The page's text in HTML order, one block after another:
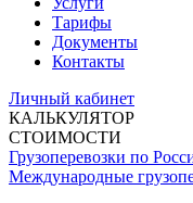
Тарифы
Документы
Контакты
Личный кабинет
КАЛЬКУЛЯТОР
СТОИМОСТИ
Грузоперевозки по
Международные